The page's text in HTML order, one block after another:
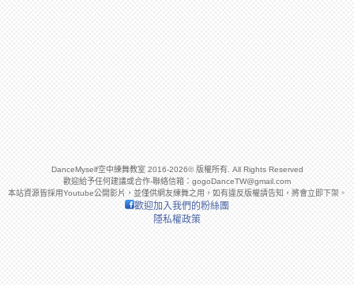
DanceMyself空中練舞教室 2016-2026© 版權所有. All Rights Reserved
歡迎給予任何建議或合作-聯絡信箱： gogoDanceTW@gmail.com
本站資源皆採用Youtube公開影片，並僅供網友練舞之用，如有違反版權請告知，將會立即下架。
歡迎加入我們的粉絲團
隱私權政策